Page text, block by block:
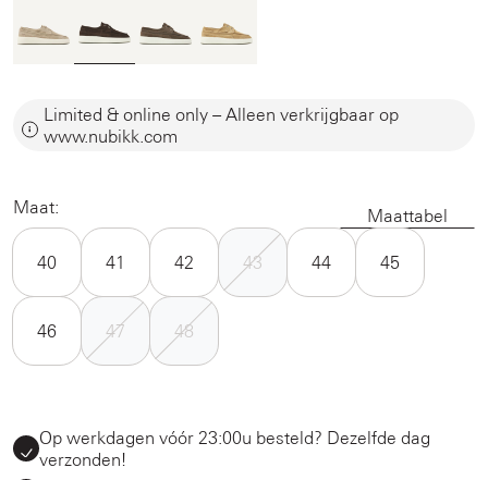
Limited & online only – Alleen verkrijgbaar op
www.nubikk.com
Maat: Maattabel
40 41 42 43 44 45
46 47 48
Op werkdagen vóór 23:00u besteld? Dezelfde dag
verzonden!